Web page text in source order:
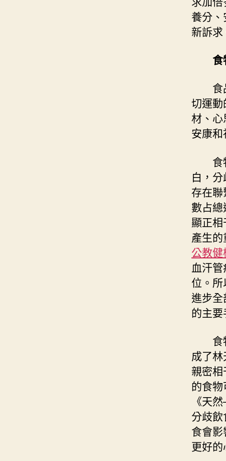
養分
新訴求
食
切運動
材、心
安康和
白，
存在
數占
顯正
產生
公教健
血汗
位。
進步
的主要
成了
親密
的食
《天
分歧
食會
更好